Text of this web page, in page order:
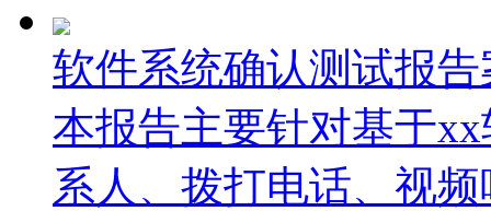
软件系统确认测试报
本报告主要针对基于
系人、拨打电话、视